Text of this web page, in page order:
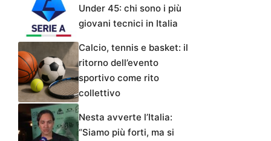
Under 45: chi sono i più
giovani tecnici in Italia
Calcio, tennis e basket: il
ritorno dell’evento
sportivo come rito
collettivo
Nesta avverte l’Italia:
“Siamo più forti, ma si